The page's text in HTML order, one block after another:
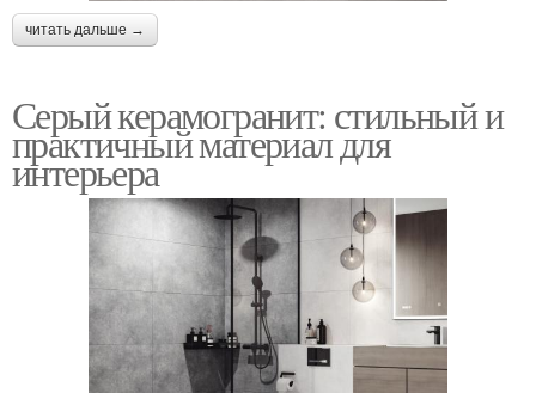
читать дальше →
Серый керамогранит: стильный и
практичный материал для
интерьера